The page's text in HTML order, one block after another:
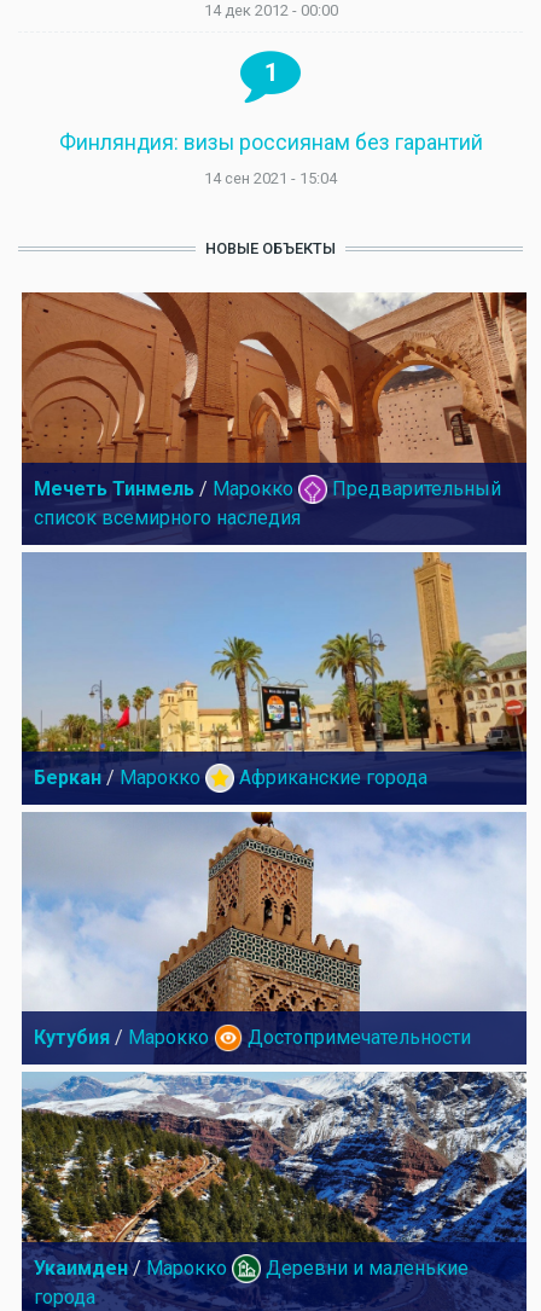
14 дек 2012 - 00:00
1
Финляндия: визы россиянам без гарантий
14 сен 2021 - 15:04
НОВЫЕ ОБЪЕКТЫ
Мечеть Тинмель / Марокко
Предварительный
список всемирного наследия
Беркан / Марокко Африканские города
Кутубия / Марокко Достопримечательности
Укаимден/ Марокко
Деревни и маленькие
города